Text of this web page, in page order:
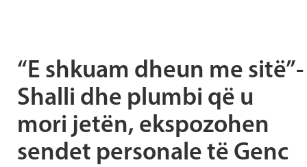
“E shkuam dheun me sitë”-
Shalli dhe plumbi që u
mori jetën, ekspozohen
sendet personale të Genc